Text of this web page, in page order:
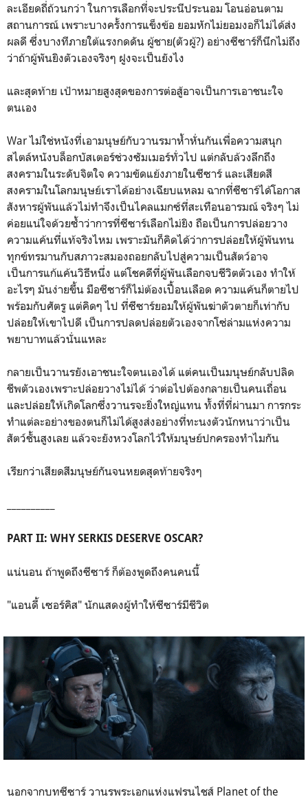
ละเอียดถี่ถ้วนกว่า ในการเลือกที่จะประนีประนอม โอนอ่อนตาม
สถานการณ์ เพราะบางครั้งการแข็งข้อ ยอมหักไม่ยอมงอก็ไม่ได้ส่ง
ผลดี ซึ่งบางทีภายใต้แรงกดดัน ผู้ชาย(ตัวผู้?) อย่างซีซาร์ก็นึกไม่ถึง
ว่าถ้าผู้พันยิงตัวเองจริงๆ ฝูงจะเป็นยังไง
และสุดท้าย เป้าหมายสูงสุดของการต่อสู้อาจเป็นการเอาชนะใจ
ตนเอง
War ไม่ใช่หนังที่เอามนุษย์กับวานรมาห้ำหั่นกันเพื่อความสนุก
สไตล์หนังบล็อกบัสเตอร์ช่วงซัมเมอร์ทั่วไป แต่กลับล้วงลึกถึง
สงครามในระดับจิตใจ ความขัดแย้งภายในซีซาร์ และเสียดสี
สงครามในโลกมนุษย์เราได้อย่างเฉียบแหลม ฉากที่ซีซาร์ได้โอกาส
สังหารผู้พันแล้วไม่ทำจึงเป็นไคลแมกซ์ที่สะเทือนอารมณ์ จริงๆ ไม่
ค่อยแน่ใจด้วยซ้ำว่าการที่ซีซาร์เลือกไม่ยิง ถือเป็นการปล่อยวาง
ความแค้นที่แท้จริงไหม เพราะมันก็คิดได้ว่าการปล่อยให้ผู้พันทน
ทุกข์ทรมานกับสภาวะสมองถอยกลับไปสู่ความเป็นสัตว์อาจ
เป็นการแก้แค้นวิธีหนึ่ง แต่โชคดีที่ผู้พันเลือกจบชีวิตตัวเอง ทำให้
อะไรๆ มันง่ายขึ้น มือซีซาร์ก็ไม่ต้องเปื้อนเลือด ความแค้นก็ตายไป
พร้อมกับศัตรู แต่คิดๆ ไป ที่ซีซาร์ยอมให้ผู้พันฆ่าตัวตายก็เท่ากับ
ปล่อยให้เขาไปดี เป็นการปลดปล่อยตัวเองจากโซ่ล่ามแห่งความ
พยาบาทแล้วนั่นแหละ
กลายเป็นวานรยังเอาชนะใจตนเองได้ แต่คนเป็นมนุษย์กลับปลิด
ชีพตัวเองเพราะปล่อยวางไม่ได้ ว่าต่อไปต้องกลายเป็นคนเถื่อน
และปล่อยให้เกิดโลกซึ่งวานรจะยิ่งใหญ่แทน ทั้งที่ที่ผ่านมา การกระ
ทำแต่ละอย่างของตนก็ไม่ได้สูงส่งอย่างที่ทะนงตัวนักหนาว่าเป็น
สัตว์ชั้นสูงเลย แล้วจะยังหวงโลกไว้ให้มนุษย์ปกครองทำไมกัน
เรียกว่าเสียดสีมนุษย์กันจนหยดสุดท้ายจริงๆ
PART II: WHY SERKIS DESERVE OSCAR?
แน่นอน ถ้าพูดถึงซีซาร์ ก็ต้องพูดถึงคนคนนี้
"แอนดี้ เซอร์คิส" นักแสดงผู้ทำให้ซีซาร์มีชีวิต
นอกจากบทซีซาร์ วานรพระเอกแห่งแฟรนไชส์ Planet of the